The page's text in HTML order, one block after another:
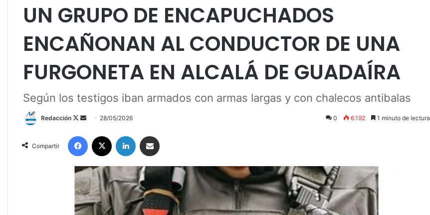
UN GRUPO DE ENCAPUCHADOS
ENCAÑONAN AL CONDUCTOR DE UNA
FURGONETA EN ALCALÁ DE GUADAÍRA
Según los testigos iban armados con armas largas y con chalecos antibalas
Redacción
F
l
l
o
w
o
n
n
a
n
e
m
28/05/2026 0 6.192 1 minuto de lectura
Compartir